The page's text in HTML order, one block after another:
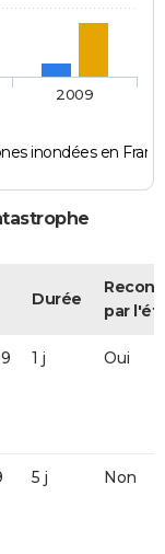
inondées en
2009
Durée
par
1 j Oui
5 j Non